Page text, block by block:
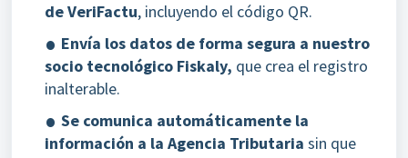
de VeriFactu, incluyendo el código QR.
Envía los datos de forma segura a nuestro
socio tecnológico Fiskaly, que crea el registro
inalterable.
Se comunica automáticamente la
información a la Agencia Tributaria sin que